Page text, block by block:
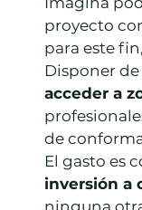
proyecto
para este
Disponer
acceder a
de
El gasto es
inversión a